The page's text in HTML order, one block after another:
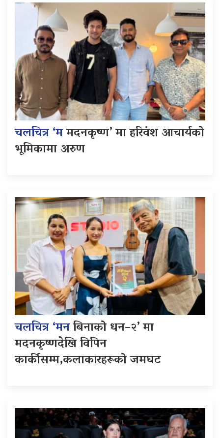
चलचित्र ‘ममदनकृष्ण’ मा हरिवंश आचार्यको
भूमिकामा अरुण
चलचित्र ‘मनबिनाको धन–२’ मा
मदनकृष्णदेखि विपिन
कार्कीसम्म,कलाकारहरूको जमघट